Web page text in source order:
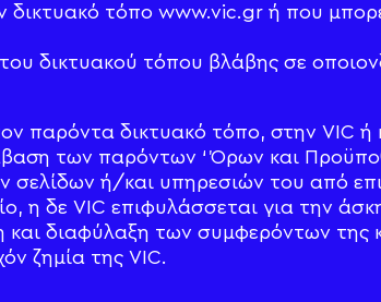
δικτυακό τόπο www.vic.gr ή που
δικτυακού τόπου βλάβης σε
παρόντα δικτυακό τόπο, στην VIC ή
των παρόντων ‘Όρων και
σελίδων ή/και υπηρεσιών του από
η δε VIC επιφυλάσσεται για την
και διαφύλαξη των συμφερόντων της
ζημία της VIC.